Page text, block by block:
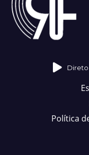
Direto
Política